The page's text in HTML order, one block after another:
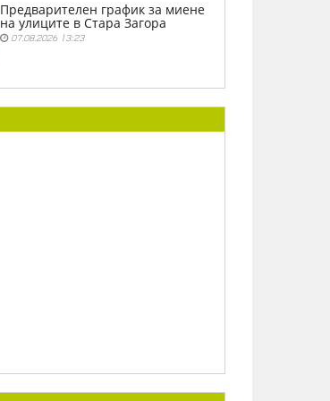
Предварителен график за миене
на улиците в Стара Загора
07.08.2026 13:23